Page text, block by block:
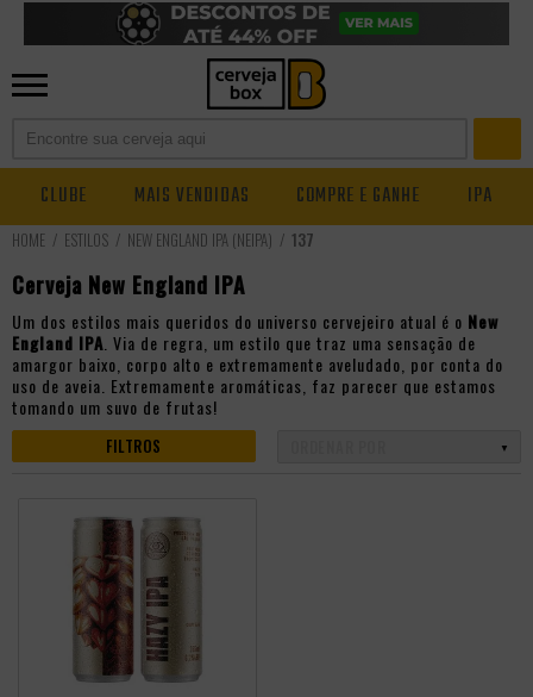
CLUBE MAIS VENDIDAS COMPRE E GANHE IPA
ESTILOS NEW ENGLAND IPA (NEIPA) 137
Cerveja New England IPA
Um dos estilos mais queridos do universo cervejeiro atual é o New
England IPA . Via de regra, um estilo que traz uma sensação de
amargor baixo, corpo alto e extremamente aveludado, por conta do
uso de aveia. Extremamente aromáticas, faz parecer que estamos
tomando um suvo de frutas!
FILTROS